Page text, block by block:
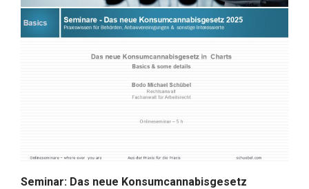
Seminar: Das neue Konsumcannabisgesetz